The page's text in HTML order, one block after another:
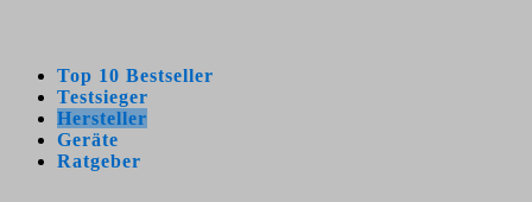
Top 10 Bestseller
Testsieger
Hersteller
Geräte
Ratgeber